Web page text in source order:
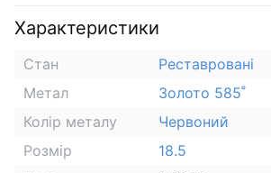
Характеристики
Стан
Реставровані
Метал
Золото 585˚
Колір металу
Червоний
Розмір
18.5